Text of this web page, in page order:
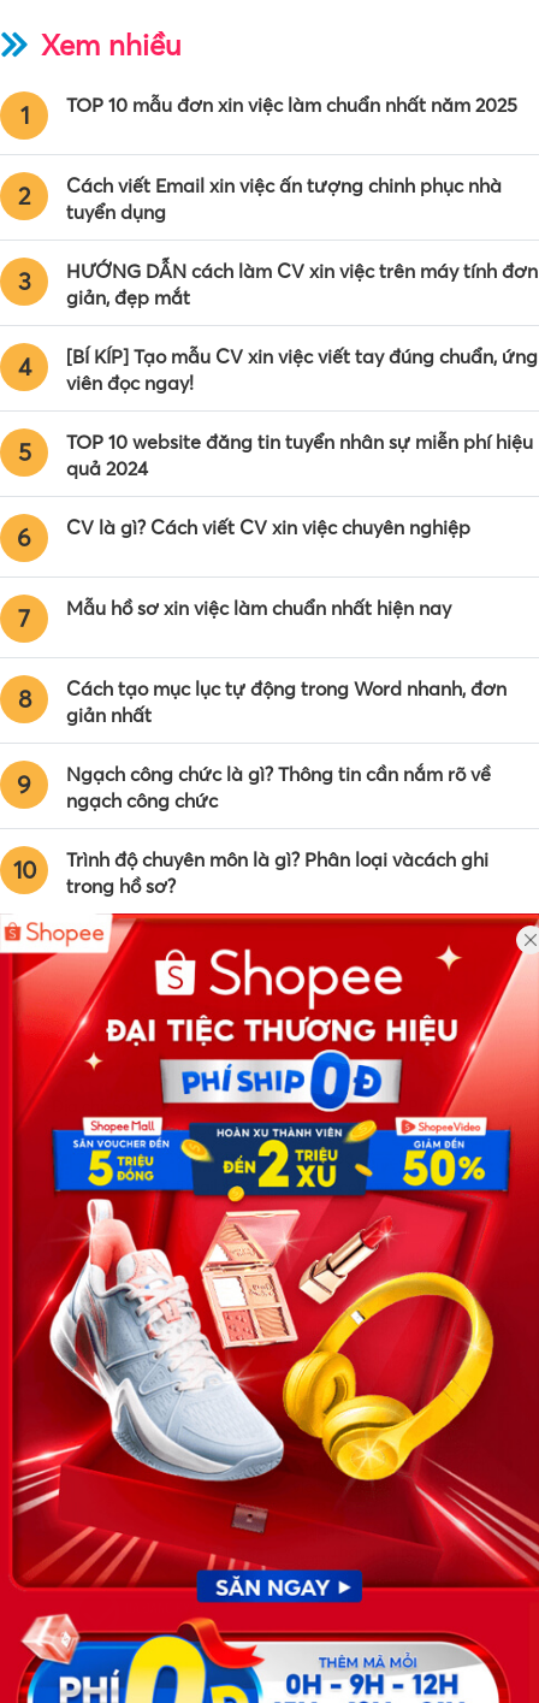
Xem nhiều
1 TOP 10 mẫu đơn xin việc làm chuẩn nhất năm 2025
2
Cách viết Email xin việc ấn tượng chinh phục nhà
tuyển dụng
3
HƯỚNG DẪN cách làm CV xin việc trên máy tính đơn
giản, đẹp mắt
4
[BÍ KÍP] Tạo mẫu CV xin việc viết tay đúng chuẩn, ứng
viên đọc ngay!
5
TOP 10 website đăng tin tuyển nhân sự miễn phí hiệu
quả 2024
6 CV là gì? Cách viết CV xin việc chuyên nghiệp
7 Mẫu hồ sơ xin việc làm chuẩn nhất hiện nay
8
Cách tạo mục lục tự động trong Word nhanh, đơn
giản nhất
9
Ngạch công chức là gì? Thông tin cần nắm rõ về
ngạch công chức
10
Trình độ chuyên môn là gì? Phân loại vàcách ghi
trong hồ sơ?
Công ty TNHH Eyeplus Online
Địa chỉ: Số 81, ngõ 68, đường Cầu Giấy, Tổ 05, Phường Quan
Hoa, Quận Cầu Giấy, TP Hà Nội, Việt Nam
SĐT: 0981 448 766
Email:
hotro@timviec.com.vn
VỀ CHÚNG TÔI
News.timviec.com.vn là website cung cấp thông tin liên quan đến
nhân sự, nghề nghiệp do Timviec.com.vn vận hành nhằm giúp
doanh nghiệp, nhân sự tuyển dụng, người đi làm, người tìm việc
cập nhật thông tin và đáp ứng được mong muốn của mình.
KẾT NỐI
Giấy phép hoạt động dịch vụ
việc làm số 54/2019/SLĐTBXH-
GP do Sở lao động thương
binh và xã hội cấp ngày 30
tháng 12 năm 2019.